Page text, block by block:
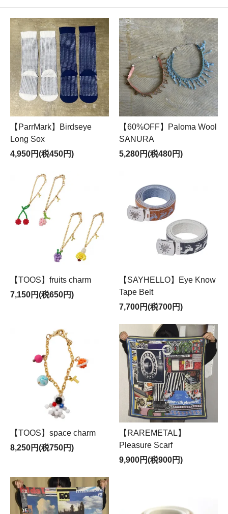
【ParrMark】Birdseye
Long Sox
4,950円(税450円)
【60%OFF】Paloma Wool
SANURA
5,280円(税480円)
【TOOS】fruits charm
7,150円(税650円)
【SAYHELLO】Eye Know
Tape Belt
7,700円(税700円)
【TOOS】space charm
8,250円(税750円)
【RAREMETAL】
Pleasure Scarf
9,900円(税900円)